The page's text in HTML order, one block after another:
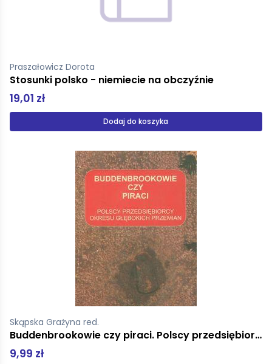
Praszałowicz Dorota
Stosunki polsko - niemiecie na obczyźnie
19,01 zł
Dodaj do koszyka
Skąpska Grażyna red.
Buddenbrookowie czy piraci. Polscy przedsiębiorcy okresu wielkich przemian
9,99 zł